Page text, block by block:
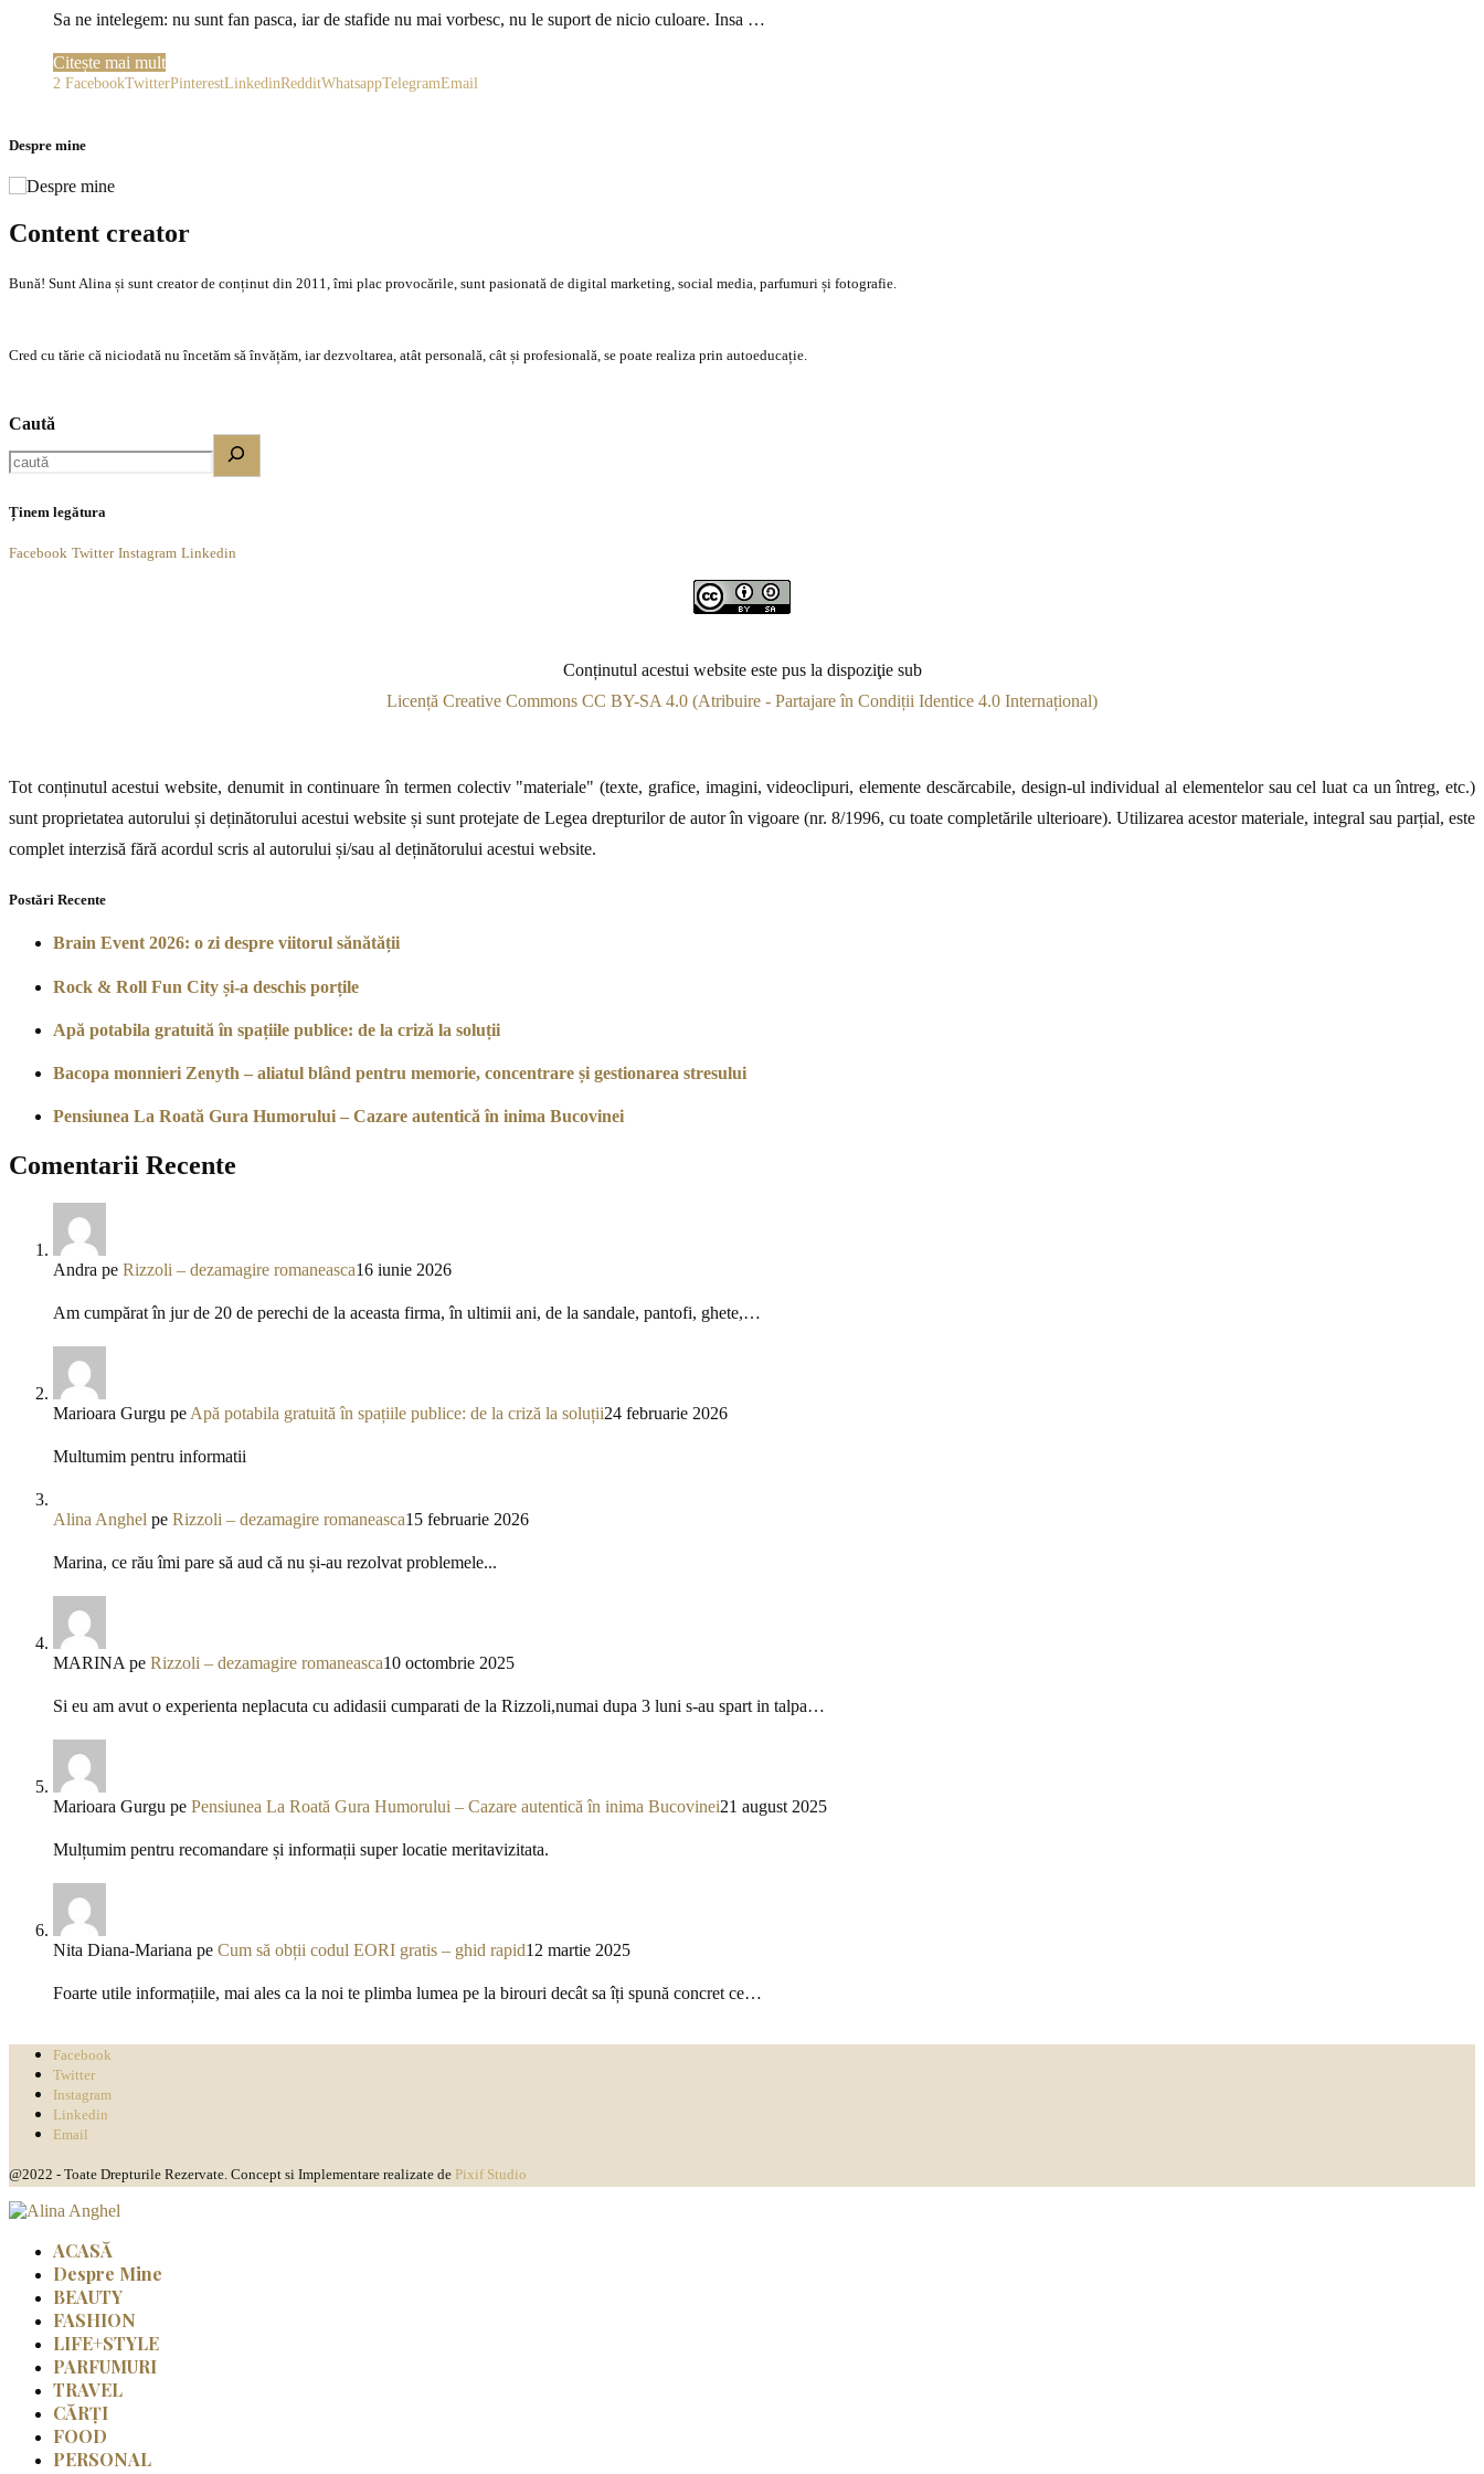
Sa ne intelegem: nu sunt fan pasca, iar de stafide nu mai vorbesc, nu le suport de nicio culoare. Insa …
Citește mai mult
2 FacebookTwitterPinterestLinkedinRedditWhatsappTelegramEmail
Despre mine
Content creator
Bună! Sunt Alina și sunt creator de conținut din 2011, îmi plac provocările, sunt pasionată de digital marketing, social media, parfumuri și fotografie.
Cred cu tărie că niciodată nu încetăm să învățăm, iar dezvoltarea, atât personală, cât și profesională, se poate realiza prin autoeducație.
Caută
Ținem legătura
Facebook Twitter Instagram Linkedin
Conținutul acestui website este pus la dispoziţie sub
Licență Creative Commons CC BY-SA 4.0 (Atribuire - Partajare în Condiții Identice 4.0 Internațional)
Tot conținutul acestui website, denumit in continuare în termen colectiv "materiale" (texte, grafice, imagini, videoclipuri, elemente descărcabile, design-ul individual al elementelor sau cel luat ca un întreg, etc.)
sunt proprietatea autorului și deținătorului acestui website și sunt protejate de Legea drepturilor de autor în vigoare (nr. 8/1996, cu toate completările ulterioare). Utilizarea acestor materiale, integral sau parțial, este
complet interzisă fără acordul scris al autorului și/sau al deținătorului acestui website.
Postări Recente
Brain Event 2026: o zi despre viitorul sănătății
Rock & Roll Fun City și-a deschis porțile
Apă potabila gratuită în spațiile publice: de la criză la soluții
Bacopa monnieri Zenyth – aliatul blând pentru memorie, concentrare și gestionarea stresului
Pensiunea La Roată Gura Humorului – Cazare autentică în inima Bucovinei
Comentarii Recente
Andra pe Rizzoli – dezamagire romaneasca16 iunie 2026
Am cumpărat în jur de 20 de perechi de la aceasta firma, în ultimii ani, de la sandale, pantofi, ghete,…
Marioara Gurgu pe Apă potabila gratuită în spațiile publice: de la criză la soluții24 februarie 2026
Multumim pentru informatii
Alina Anghel pe Rizzoli – dezamagire romaneasca15 februarie 2026
Marina, ce rău îmi pare să aud că nu și-au rezolvat problemele...
MARINA pe Rizzoli – dezamagire romaneasca10 octombrie 2025
Si eu am avut o experienta neplacuta cu adidasii cumparati de la Rizzoli,numai dupa 3 luni s-au spart in talpa…
Marioara Gurgu pe Pensiunea La Roată Gura Humorului – Cazare autentică în inima Bucovinei21 august 2025
Mulțumim pentru recomandare și informații super locatie meritavizitata.
Nita Diana-Mariana pe Cum să obții codul EORI gratis – ghid rapid12 martie 2025
Foarte utile informațiile, mai ales ca la noi te plimba lumea pe la birouri decât sa îți spună concret ce…
Facebook
Twitter
Instagram
Linkedin
Email
@2022 - Toate Drepturile Rezervate. Concept si Implementare realizate de Pixif Studio
ACASĂ
Despre Mine
BEAUTY
FASHION
LIFE+STYLE
PARFUMURI
TRAVEL
CĂRȚI
FOOD
PERSONAL